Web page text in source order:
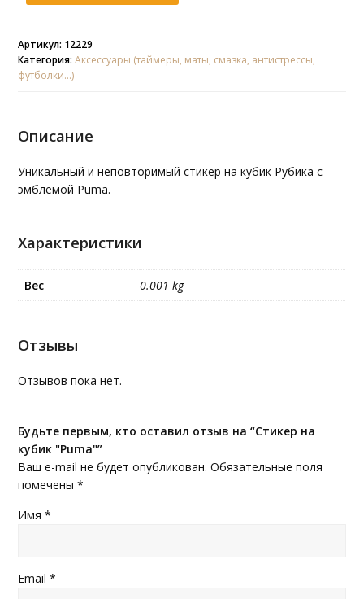
Артикул: 12229
Категория:Аксессуары (таймеры, маты, смазка, антистрессы,
футболки...)
Описание
Уникальный и неповторимый стикер на кубик Рубика с
эмблемой Puma.
Характеристики
Вес 0.001 kg
Отзывы
Отзывов пока нет.
Будьте первым, кто оставил отзыв на “Стикер на
кубик "Puma"”
Ваш e-mail не будет опубликован. Обязательные поля
помечены*
Имя*
Email*